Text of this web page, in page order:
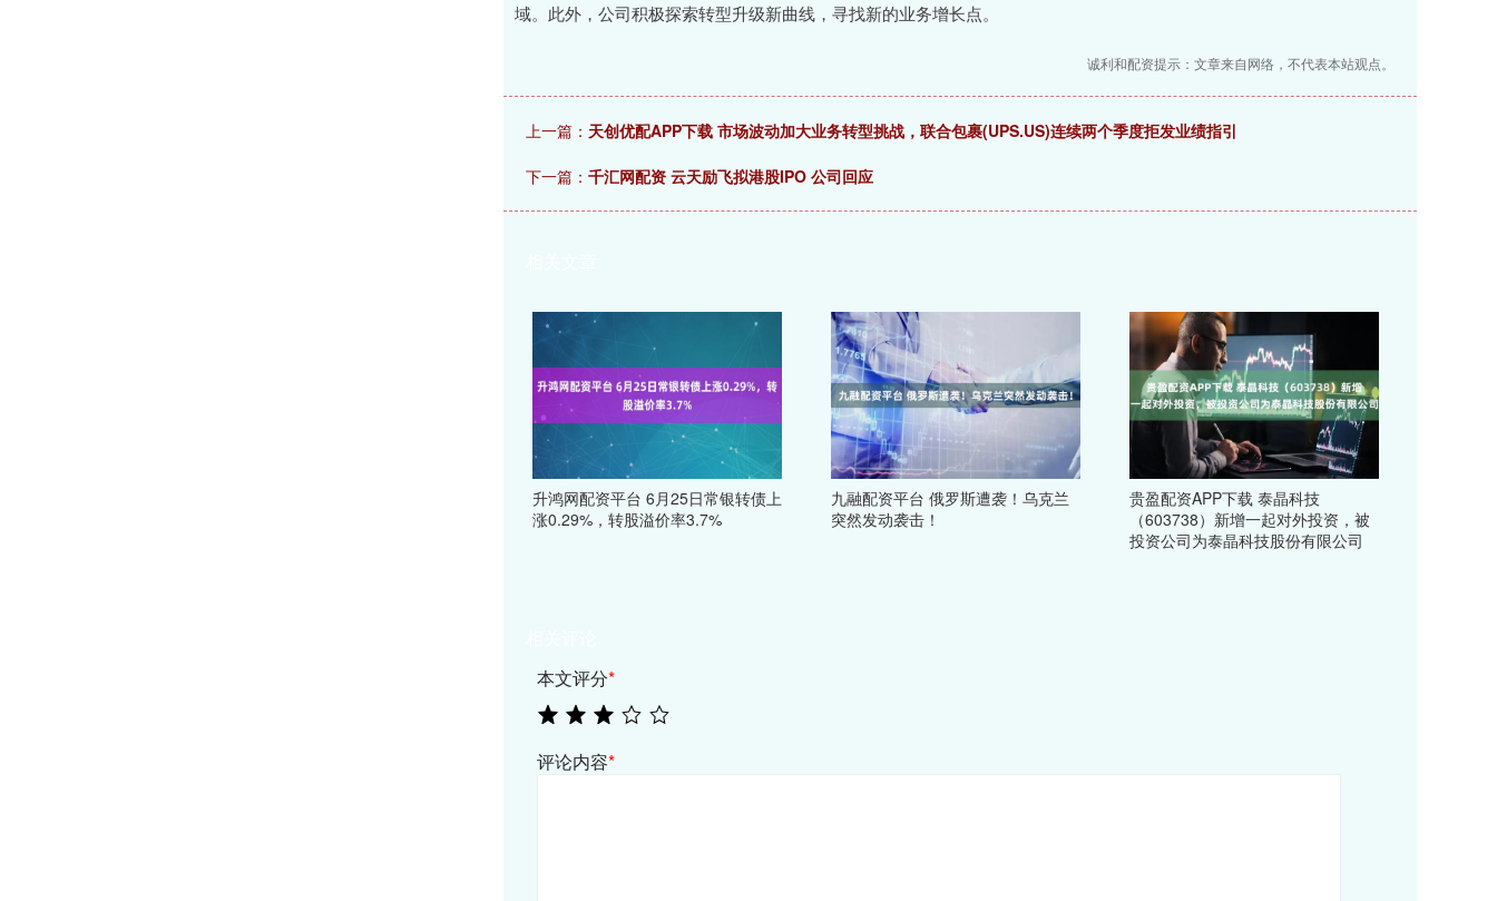
域。此外，公司积极探索转型升级新曲线，寻找新的业务增长点。
诚利和配资提示：文章来自网络，不代表本站观点。
上一篇： 天创优配APP下载 市场波动加大业务转型挑战，联合包裹(UPS.US)连续两个季度拒发业绩指引
下一篇： 千汇网配资 云天励飞拟港股IPO 公司回应
升鸿网配资平台 6月25日常银转债上
涨0.29%，转股溢价率3.7%
九融配资平台 俄罗斯遭袭！乌克兰
突然发动袭击！
贵盈配资APP下载 泰晶科技
（603738）新增一起对外投资，被
投资公司为泰晶科技股份有限公司
本文评分*
评论内容*